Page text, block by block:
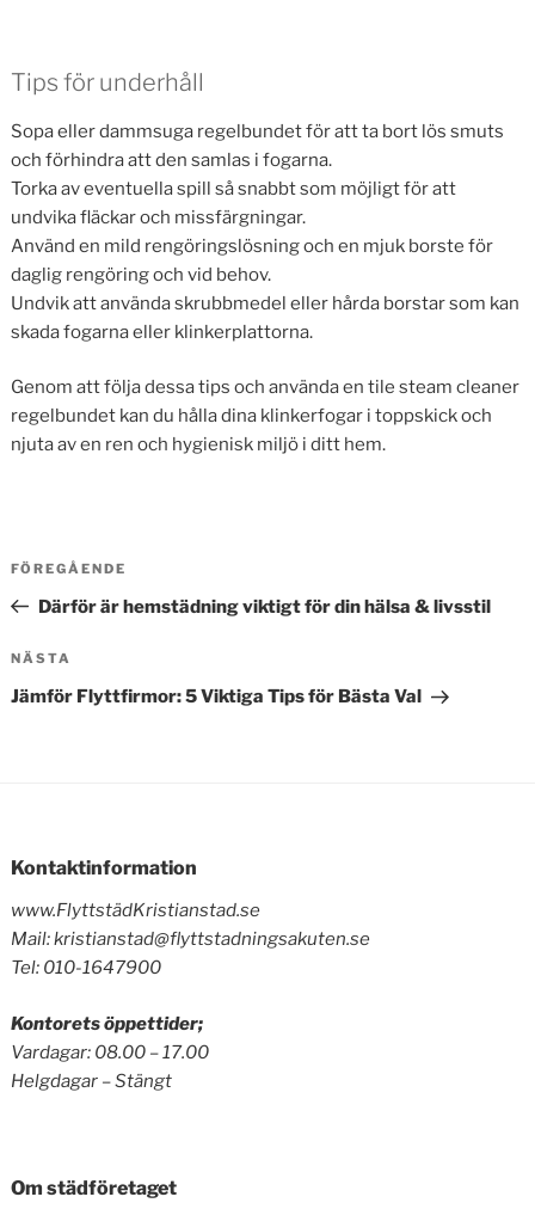
Tips för underhåll
Sopa eller dammsuga regelbundet för att ta bort lös smuts
och förhindra att den samlas i fogarna.
Torka av eventuella spill så snabbt som möjligt för att
undvika fläckar och missfärgningar.
Använd en mild rengöringslösning och en mjuk borste för
daglig rengöring och vid behov.
Undvik att använda skrubbmedel eller hårda borstar som kan
skada fogarna eller klinkerplattorna.
Genom att följa dessa tips och använda en tile steam cleaner
regelbundet kan du hålla dina klinkerfogar i toppskick och
njuta av en ren och hygienisk miljö i ditt hem.
Inläggsnavigering
Föregående
inlägg
FÖREGÅENDE
Därför är hemstädning viktigt för din hälsa & livsstil
Nästa
inlägg
NÄSTA
Jämför Flyttfirmor: 5 Viktiga Tips för Bästa Val
Kontaktinformation
www.FlyttstädKristianstad.se
Mail: kristianstad@flyttstadningsakuten.se
Tel: 010-1647900
Kontorets öppettider;
Vardagar: 08.00 – 17.00
Helgdagar – Stängt
Om städföretaget